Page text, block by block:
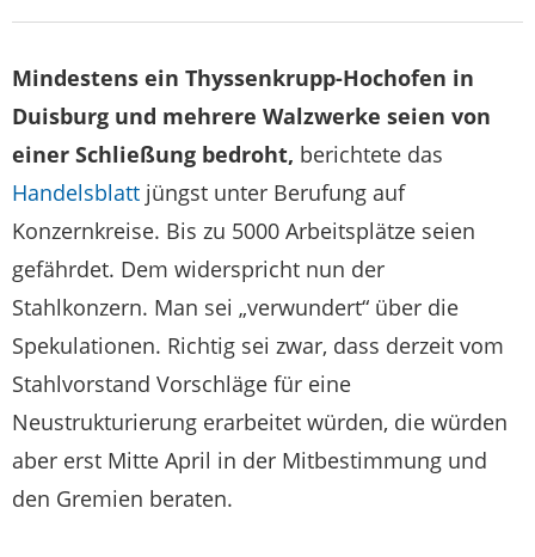
Mindestens ein Thyssenkrupp-Hochofen in
Duisburg und mehrere Walzwerke seien von
einer Schließung bedroht, berichtete das
Handelsblatt jüngst unter Berufung auf
Konzernkreise. Bis zu 5000 Arbeitsplätze seien
gefährdet. Dem widerspricht nun der
Stahlkonzern. Man sei „verwundert“ über die
Spekulationen. Richtig sei zwar, dass derzeit vom
Stahlvorstand Vorschläge für eine
Neustrukturierung erarbeitet würden, die würden
aber erst Mitte April in der Mitbestimmung und
den Gremien beraten.